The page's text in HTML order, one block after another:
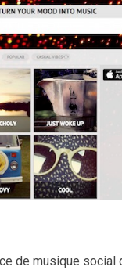
de musique social